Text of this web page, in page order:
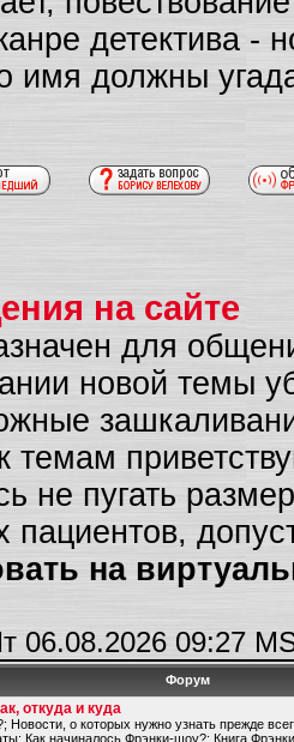
детектива -
имя должны
на сайте
для
новой темы
темам
не пугать
пациентов,
на
06.08.2026 09:27
Форум
откуда и куда
Новости, о которых нужно узнать прежде
Как начиналось Фрэнки-шоу?; Книга